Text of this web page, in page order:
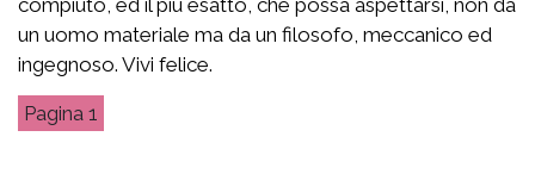
un uomo materiale ma da un filosofo, meccanico ed
ingegnoso. Vivi felice.
1